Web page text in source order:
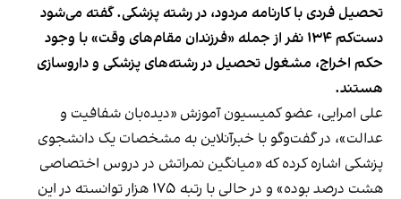
تحصیل فردی با کارنامه مردود، در رشته پزشکی. گفته می‌شود
دست‌کم ۱۳۴ نفر از جمله «فرزندان مقام‌های وقت» با وجود
حکم اخراج، مشغول تحصیل در رشته‌های پزشکی و داروسازی
هستند.
علی امرایی، عضو کمیسیون آموزش «دیده‌بان شفافیت و
عدالت»، در گفت‌وگو با خبرآنلاین به مشخصات یک دانشجوی
پزشکی اشاره کرده که «میانگین نمراتش در دروس اختصاصی
هشت درصد بوده» و در حالی با رتبه ۱۷۵ هزار توانسته در این